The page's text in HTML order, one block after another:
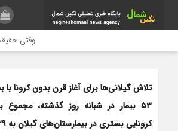
وقتی
تلاش گیلانی‌ها برای آغاز قرن بدون کرونا
۵۳ بیمار در شبانه روز گذشته، مجموع
کرونایی بستری در بیمارستان‌های گیلان به ۲۲۹ نفر رسید